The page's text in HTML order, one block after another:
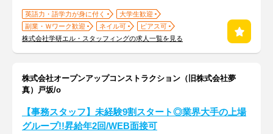
英語力・語学力が身に付く
大学生歓迎
副業・Ｗワーク歓迎
ネイル可
ピアス可
株式会社学研エル・スタッフィングの求人一覧を見る
株式会社オープンアップコンストラクション（旧株式会社夢
真）戸坂/o
【事務スタッフ】未経験9割スタート◎業界大手の上場
グループ!!昇給年2回/WEB面接可